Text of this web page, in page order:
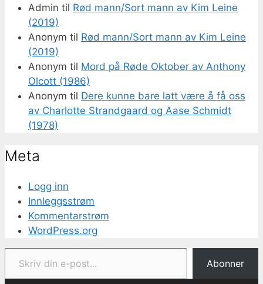
Admin til Rød mann/Sort mann av Kim Leine
(2019)
Anonym til Rød mann/Sort mann av Kim Leine
(2019)
Anonym til Mord på Røde Oktober av Anthony
Olcott (1986)
Anonym til Dere kunne bare latt være å få oss
av Charlotte Strandgaard og Aase Schmidt
(1978)
Meta
Logg inn
Innleggsstrøm
Kommentarstrøm
WordPress.org
Skriv din e-post...
Abonner